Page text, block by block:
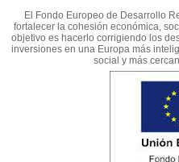
El Fondo Europeo de Desarrollo
fortalecer la cohesión económica,
objetivo es hacerlo corrigiendo los
inversiones en una Europa más
social y más